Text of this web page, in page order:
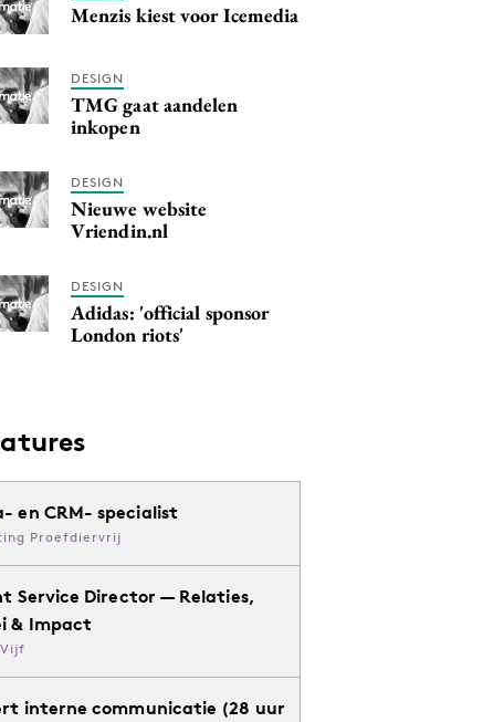
Menzis kiest voor Icemedia
DESIGN
TMG gaat aandelen
inkopen
DESIGN
Nieuwe website
Vriendin.nl
DESIGN
Adidas: 'official sponsor
London riots'
en CRM- specialist
Proefdiervrij
Service Director — Relaties,
& Impact
interne communicatie (28 uur